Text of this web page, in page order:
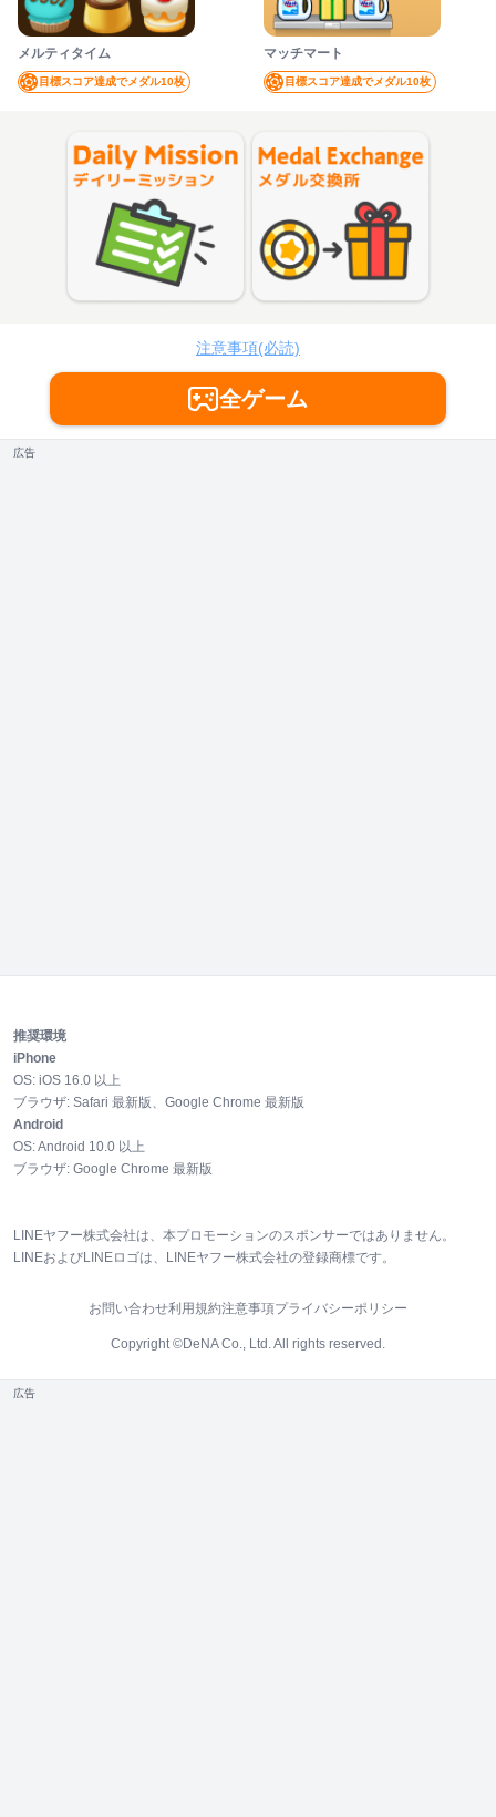
メルティタイム
目標スコア達成でメダル10枚
マッチマート
目標スコア達成でメダル10枚
Mission
注意事項(必読)
全ゲーム
広告
推奨環境
iPhone
OS: iOS 16.0 以上
ブラウザ: Safari 最新版、Google Chrome 最新版
Android
OS:Android 10.0 以上
ブラウザ: Google Chrome 最新版
LINEヤフー株式会社は、本プロモーションのスポンサーではありません。
LINEおよびLINEロゴは、LINEヤフー株式会社の登録商標です。
お問い合わせ利用規約注意事項プライバシーポリシー
Copyright ©DeNA Co., Ltd. All rights reserved.
広告